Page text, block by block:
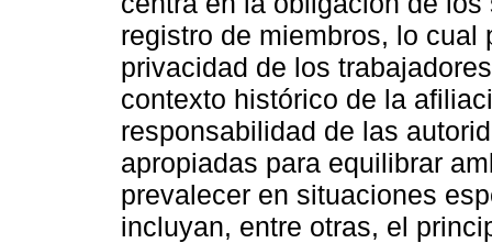
registro de miembros, lo
privacidad de los
contexto histórico de la
responsabilidad de las
apropiadas para equilibrar
prevalecer en situaciones
incluyan, entre otras, el